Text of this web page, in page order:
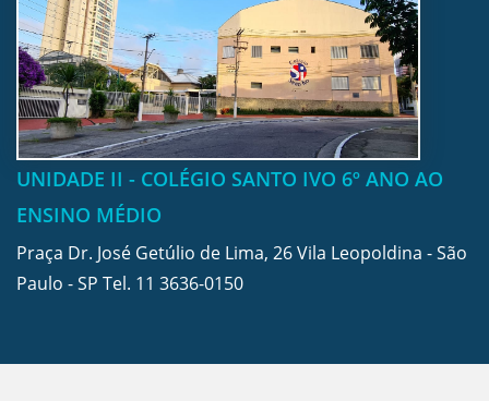
UNIDADE II - COLÉGIO SANTO IVO 6º ANO AO
ENSINO MÉDIO
Praça Dr. José Getúlio de Lima, 26 Vila Leopoldina - São
Paulo - SP Tel. 11 3636-0150